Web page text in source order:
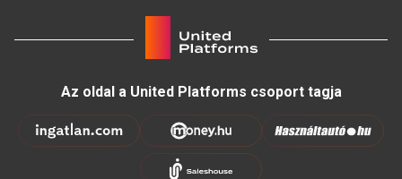
Az oldal a United Platforms csoport tagja